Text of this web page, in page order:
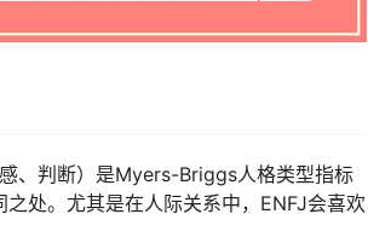
、判断）是Myers-Briggs人格类型指标
处。尤其是在人际关系中，ENFJ会喜欢